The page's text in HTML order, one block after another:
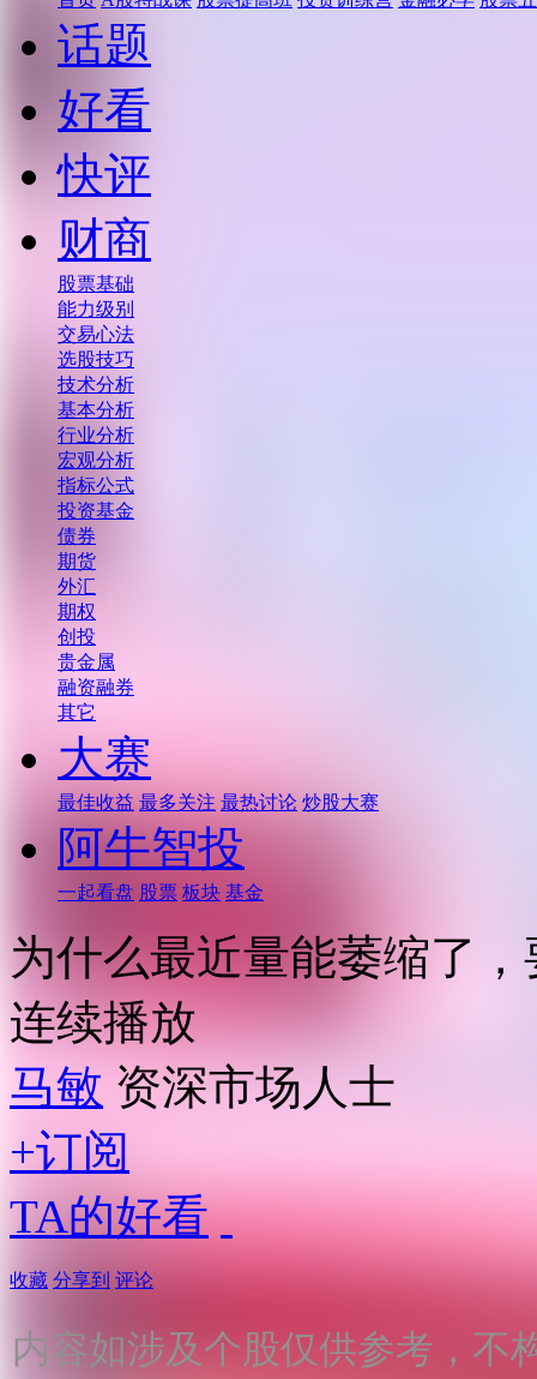
话题
好看
快评
财商
股票基础
能力级别
交易心法
选股技巧
技术分析
基本分析
行业分析
宏观分析
指标公式
投资基金
债券
期货
外汇
期权
创投
贵金属
融资融券
其它
大赛
最佳收益 最多关注 最热讨论 炒股大赛
阿牛智投
一起看盘 股票 板块 基金
为什么最近量能萎缩了
连续播放
马敏 资深市场人士
+订阅
TA的好看
收藏 分享到 评论
内容如涉及个股仅供参考，不